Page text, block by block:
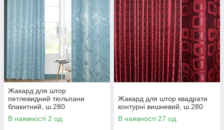
Жакард для штор
петлевидний тюльпани
блакитний, ш.280
В наявності 2 од.
Жакард для штор квадрати
контурні вишневий, ш.280
В наявності 27 од.